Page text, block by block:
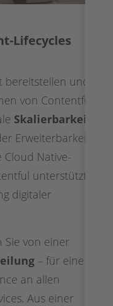
Lifecycles
bereitstellen und
von Contentful.
Skalierbarkeit
Erweiterbarkeit
Native-
unterstützt
digitaler
Sie von einer
– für eine
an allen
Aus einer